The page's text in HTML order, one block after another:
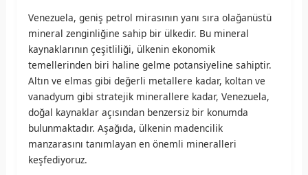
Venezuela, geniş petrol mirasının yanı sıra olağanüstü
mineral zenginliğine sahip bir ülkedir. Bu mineral
kaynaklarının çeşitliliği, ülkenin ekonomik
temellerinden biri haline gelme potansiyeline sahiptir.
Altın ve elmas gibi değerli metallere kadar, koltan ve
vanadyum gibi stratejik minerallere kadar, Venezuela,
doğal kaynaklar açısından benzersiz bir konumda
bulunmaktadır. Aşağıda, ülkenin madencilik
manzarasını tanımlayan en önemli mineralleri
keşfediyoruz.